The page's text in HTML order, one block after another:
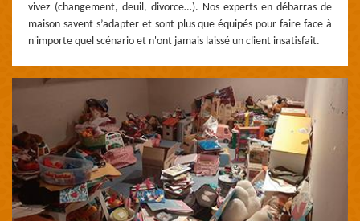
vivez (changement, deuil, divorce…). Nos experts en débarras de
maison savent s’adapter et sont plus que équipés pour faire face à
n'importe quel scénario et n'ont jamais laissé un client insatisfait.